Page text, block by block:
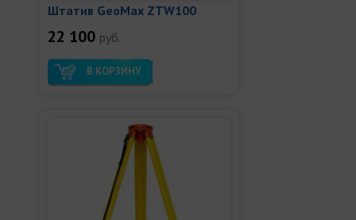
Штатив GeoMax ZTW100
22 100 руб.
В КОРЗИНУ